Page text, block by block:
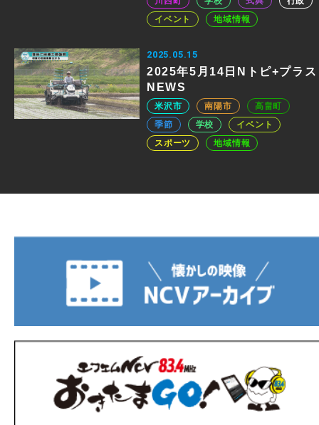
イベント
地域情報
2025.05.15
2025年5月14日Nトピ+プラス
NEWS
米沢市 南陽市
高畠町
季節
学校
イベント
スポーツ
地域情報